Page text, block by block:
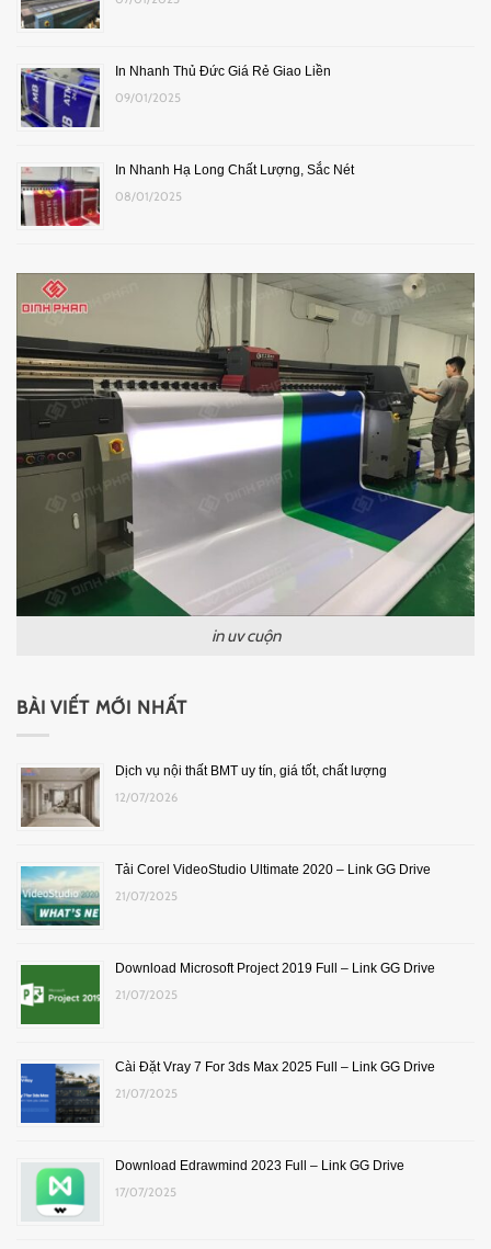
In Nhanh Thủ Đức Giá Rẻ Giao Liền
09/01/2025
In Nhanh Hạ Long Chất Lượng, Sắc Nét
08/01/2025
in uv cuộn
BÀI VIẾT MỚI NHẤT
Dịch vụ nội thất BMT uy tín, giá tốt, chất lượng
12/07/2026
Tải Corel VideoStudio Ultimate 2020 – Link GG Drive
21/07/2025
Download Microsoft Project 2019 Full – Link GG Drive
21/07/2025
Cài Đặt Vray 7 For 3ds Max 2025 Full – Link GG Drive
21/07/2025
Download Edrawmind 2023 Full – Link GG Drive
17/07/2025